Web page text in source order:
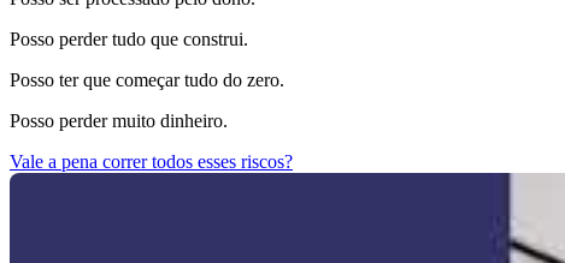
Posso perder tudo que construi.
Posso ter que começar tudo do zero.
Posso perder muito dinheiro.
Vale a pena correr todos esses riscos?